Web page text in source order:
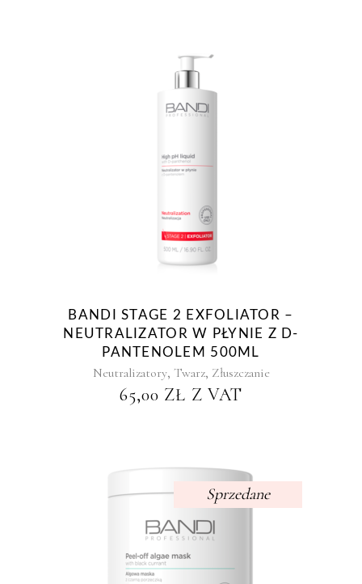
BANDI STAGE 2 EXFOLIATOR –
NEUTRALIZATOR W PŁYNIE Z D-
PANTENOLEM 500ML
Neutralizatory, Twarz, Złuszczanie
65,00 ZŁ Z VAT
Sprzedane